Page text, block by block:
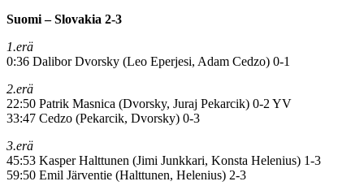
Suomi – Slovakia 2-3
1.erä
0:36 Dalibor Dvorsky (Leo Eperjesi, Adam Cedzo) 0-1
2.erä
22:50 Patrik Masnica (Dvorsky, Juraj Pekarcik) 0-2 YV
33:47 Cedzo (Pekarcik, Dvorsky) 0-3
3.erä
45:53 Kasper Halttunen (Jimi Junkkari, Konsta Helenius) 1-3
59:50 Emil Järventie (Halttunen, Helenius) 2-3